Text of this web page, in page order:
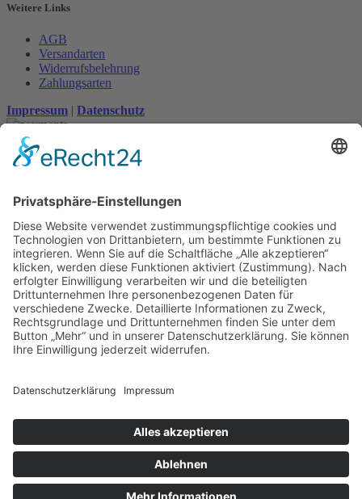
Weitere Links
AGB
Versandarten
Widerrufsbelehrung
Zahlungsarten
Impressum | Datenschutz
Home
Shop
ABC Geschirrhandtuch
ABC Plakat
Individuelles Namensschild
Individuelles (Haus-) Nummernschild
Memo Spiel
Porzellanbecher
Steinzeugbecher
Sticker
Türschilder
Der Prozess
Beispiele
Kontakt
Schließen
Alle angegebenen Preise sind Endpreise, keine Mwst. enthalten.